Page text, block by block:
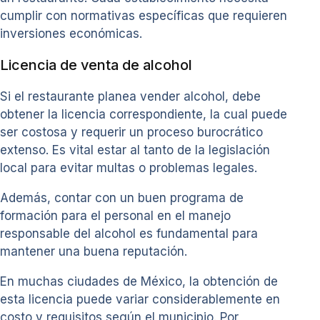
cumplir con normativas específicas que requieren
inversiones económicas.
Licencia de venta de alcohol
Si el restaurante planea vender alcohol, debe
obtener la licencia correspondiente, la cual puede
ser costosa y requerir un proceso burocrático
extenso. Es vital estar al tanto de la legislación
local para evitar multas o problemas legales.
Además, contar con un buen programa de
formación para el personal en el manejo
responsable del alcohol es fundamental para
mantener una buena reputación.
En muchas ciudades de México, la obtención de
esta licencia puede variar considerablemente en
costo y requisitos según el municipio. Por